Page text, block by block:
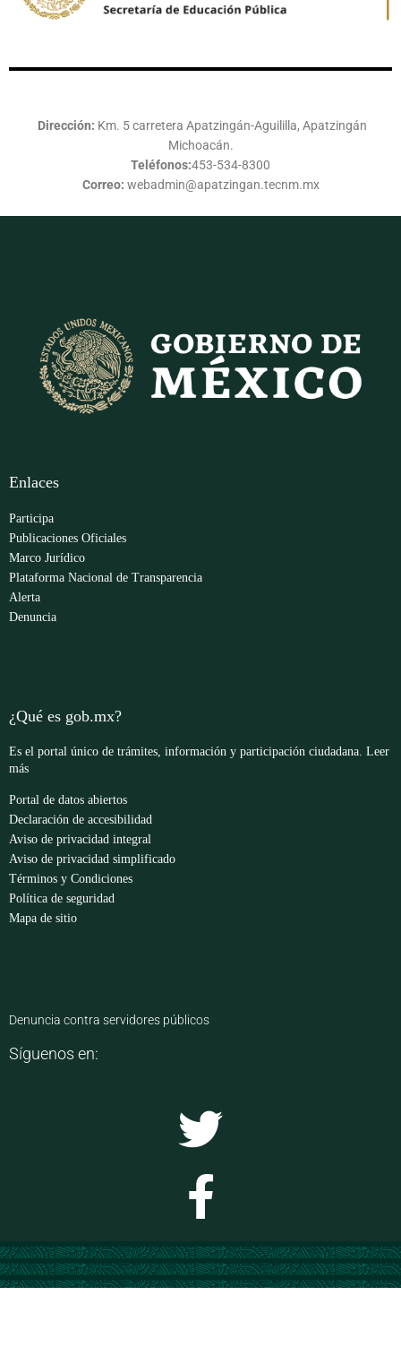
Dirección: Km. 5 carretera Apatzingán-Aguililla, Apatzingán
Michoacán.
Teléfonos:453-534-8300
Correo: webadmin@apatzingan.tecnm.mx
Enlaces
Participa
Publicaciones Oficiales
Marco Jurídico
Plataforma Nacional de Transparencia
Alerta
Denuncia
¿Qué es gob.mx?
Es el portal único de trámites, información y participación ciudadana. Leer
más
Portal de datos abiertos
Declaración de accesibilidad
Aviso de privacidad integral
Aviso de privacidad simplificado
Términos y Condiciones
Política de seguridad
Mapa de sitio
Denuncia contra servidores públicos
Síguenos en: